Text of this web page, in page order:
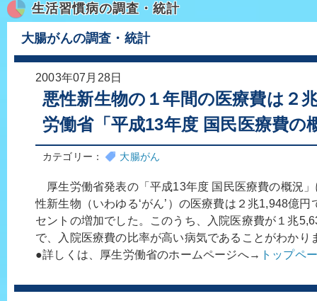
脂肪肝／NAFLD／NASH
アルコール肝疾患
ロコモティブシンドローム／サルコペニア／フレイル
生活習慣病の調査・統計
大腸がんの調査・統計
2003年07月28日
悪性新生物の１年間の医療費は２
労働省「平成13年度 国民医療費の
カテゴリー： 大腸がん
厚生労働省発表の「平成13年度 国民医療費の概況
性新生物（いわゆる‘がん’）の医療費は２兆1,948億
セントの増加でした。このうち、入院医療費が１兆
で、入院医療費の比率が高い病気であることがわかり
●詳しくは、厚生労働省のホームページへ→ トップペ